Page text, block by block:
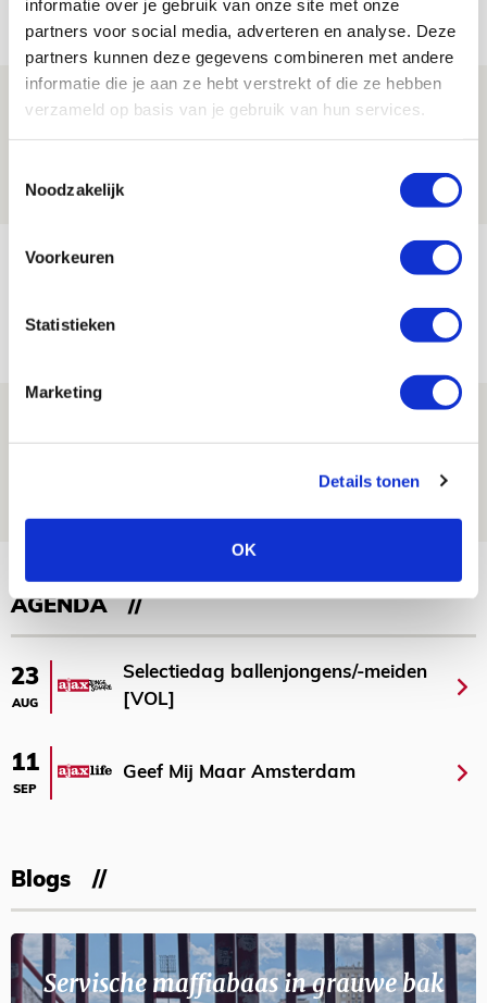
informatie over je gebruik van onze site met onze
partners voor social media, adverteren en analyse. Deze
partners kunnen deze gegevens combineren met andere
informatie die je aan ze hebt verstrekt of die ze hebben
verzameld op basis van je gebruik van hun services.
Noodzakelijk
Voorkeuren
Statistieken
Marketing
Details tonen
OK
Net binnen //
Drie dingen die je moet weten over PEC
Zwolle - Ajax
NIEUWS
Míchels elf: met welke formatie begin
08 AUGUSTUS 2026 - 11:34
maakt Abdalla ‘geen reet’ uit
AGENDA
23
AUG
Selectiedag ballenjongens/-meiden
[VOL]
11
SEP
Geef Mij Maar Amsterdam
Blogs
Servische maffiabaas in grauwe bak